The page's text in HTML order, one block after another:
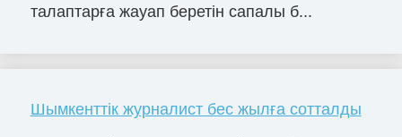
талаптарға жауап беретін сапалы б...
Шымкенттік журналист бес жылға сотталды